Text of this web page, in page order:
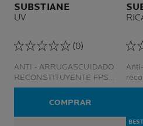
SUBSTIANE
UV
(0)
ANTI - ARRUGASCUIDADO
RECONSTITUYENTE FPS
15PIEL SENSIBLE Y MADURA
COMPRAR
Anti-